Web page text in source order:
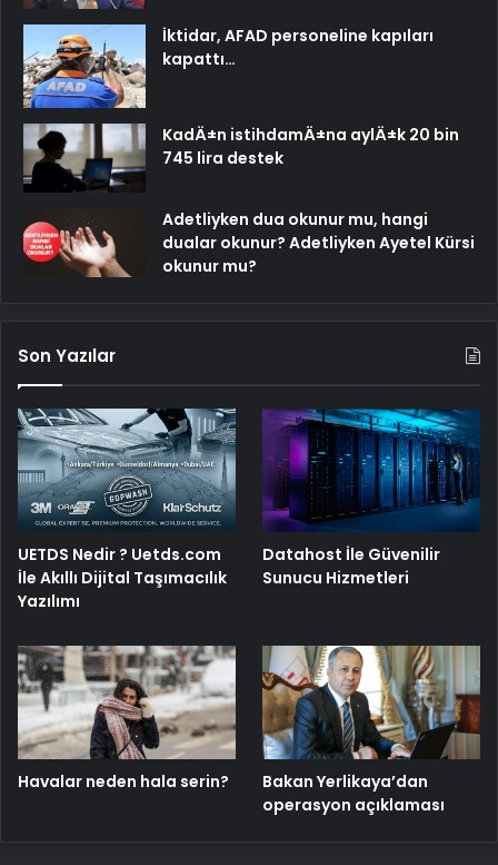
İktidar, AFAD personeline kapıları
kapattı…
KadÄ±n istihdamÄ±na aylÄ±k 20 bin
745 lira destek
Adetliyken dua okunur mu, hangi
dualar okunur? Adetliyken Ayetel Kürsi
okunur mu?
Son Yazılar
UETDS Nedir ? Uetds.com
İle Akıllı Dijital Taşımacılık
Yazılımı
Datahost İle Güvenilir
Sunucu Hizmetleri
Havalar neden hala serin?
Bakan Yerlikaya’dan
operasyon açıklaması